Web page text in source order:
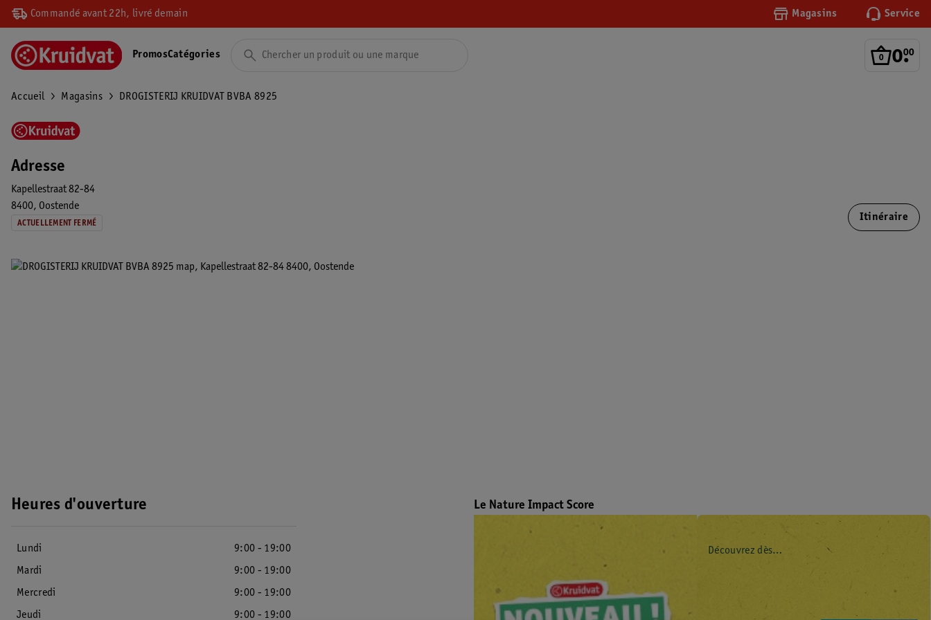
Commandé avant 22h, livré demain Magasins Service
0.
00
PromosCatégories
Accueil Magasins DROGISTERIJ KRUIDVAT BVBA 8925
Adresse
Kapellestraat 82-84
8400 Oostende
ACTUELLEMENT FERMÉ
Itinéraire
Heures d'ouverture
Lundi
9:00 - 19:00
Mardi
9:00 - 19:00
Mercredi
9:00 - 19:00
Jeudi
9:00 - 19:00
Le Nature Impact Score
Découvrez dès